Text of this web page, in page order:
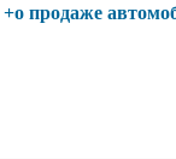
+о продаже